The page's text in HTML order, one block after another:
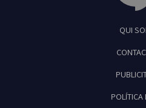
Feliu de
QUI
POLÍTICA